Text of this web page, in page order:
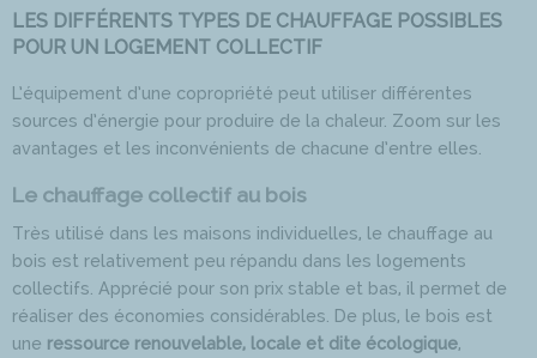
LES DIFFÉRENTS TYPES DE CHAUFFAGE POSSIBLES
POUR UN LOGEMENT COLLECTIF
L’équipement d’une copropriété peut utiliser différentes
sources d’énergie pour produire de la chaleur. Zoom sur les
avantages et les inconvénients de chacune d’entre elles.
Le chauffage collectif au bois
Très utilisé dans les maisons individuelles, le chauffage au
bois est relativement peu répandu dans les logements
collectifs. Apprécié pour son prix stable et bas, il permet de
réaliser des économies considérables. De plus, le bois est
une ressource renouvelable, locale et dite écologique,